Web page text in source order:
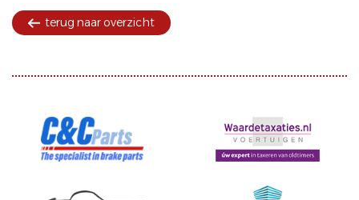
terug naar overzicht